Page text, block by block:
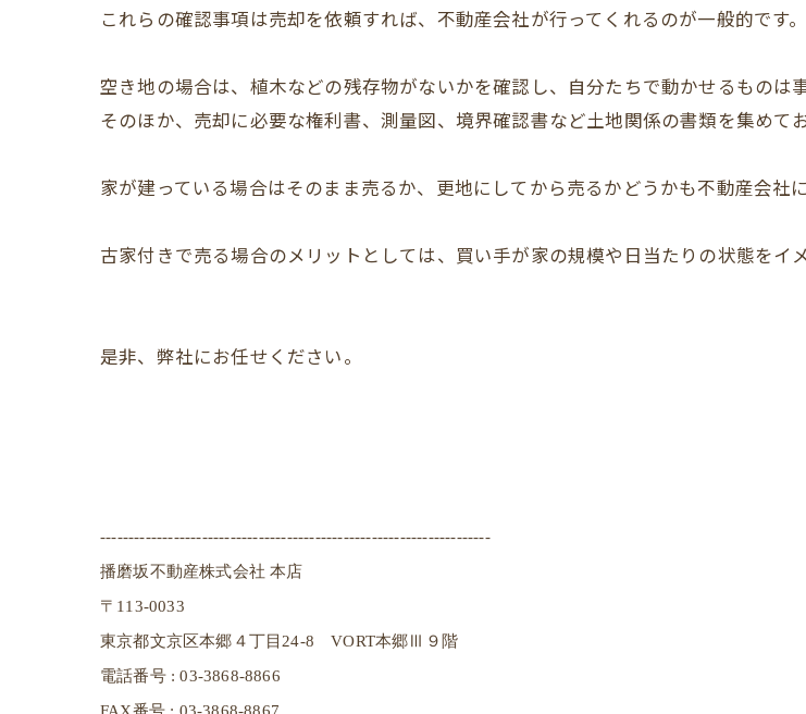
これらの確認事項は売却を依頼すれば、不動産会社が行ってくれるのが一般的です。
空き地の場合は、植木などの残存物がないかを確認し、自分たちで動かせるものは
そのほか、売却に必要な権利書、測量図、境界確認書など土地関係の書類を集めてお
家が建っている場合はそのまま売るか、更地にしてから売るかどうかも不動産会社
古家付きで売る場合のメリットとしては、買い手が家の規模や日当たりの状態をイ
是非、弊社にお任せください。
---------------------------------------------------------------------
播磨坂不動産株式会社 本店
〒113-0033
東京都文京区本郷４丁目24-8 VORT本郷Ⅲ９階
電話番号 : 03-3868-8866
FAX番号 : 03-3868-8867